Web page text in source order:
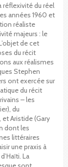
réflexivité du réel
années 1960 et
réaliste
majeurs : le
de cet
du récit
aux réalismes
Stephen
ont exercée sur
du récit
– les
du
Aristide (Gary
dont les
littéraires
une praxis à
La